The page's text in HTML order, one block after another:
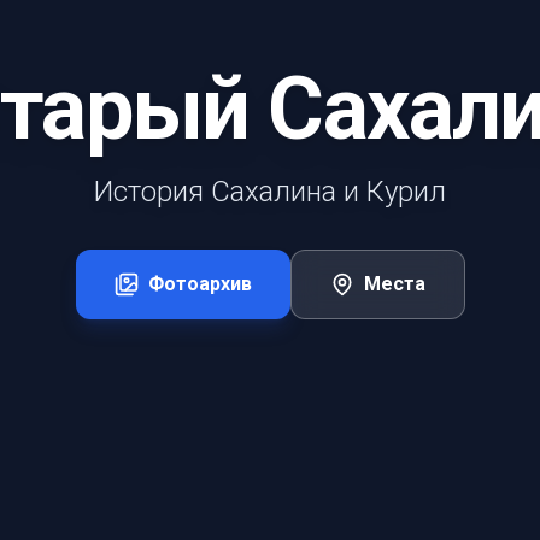
История Сахалина и Курил
Фотоархив Места